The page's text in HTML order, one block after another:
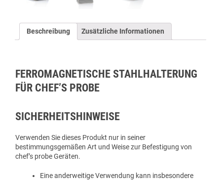
Beschreibung Zusätzliche Informationen
FERROMAGNETISCHE STAHLHALTERUNG
FÜR CHEF’S PROBE
SICHERHEITSHINWEISE
Verwenden Sie dieses Produkt nur in seiner
bestimmungsgemäßen Art und Weise zur Befestigung von
chef’s probe Geräten.
Eine anderweitige Verwendung kann insbesondere